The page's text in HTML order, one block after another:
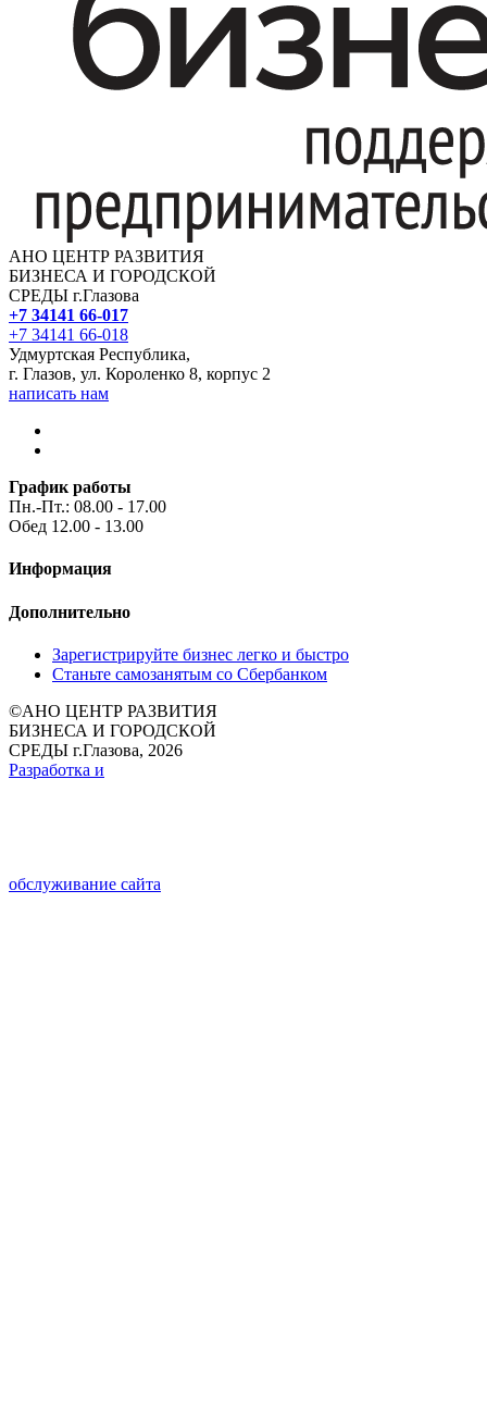
АНО ЦЕНТР РАЗВИТИЯ
БИЗНЕСА И ГОРОДСКОЙ
СРЕДЫ г.Глазова
+7 34141 66-017
+7 34141 66-018
Удмуртская Республика,
г. Глазов, ул. Короленко 8, корпус 2
написать нам
График работы
Пн.-Пт.: 08.00 - 17.00
Обед 12.00 - 13.00
Информация
Дополнительно
Зарегистрируйте бизнес легко и быстро
Станьте самозанятым со Сбербанком
©АНО ЦЕНТР РАЗВИТИЯ
БИЗНЕСА И ГОРОДСКОЙ
СРЕДЫ г.Глазова, 2026
Разработка и
обслуживание сайта